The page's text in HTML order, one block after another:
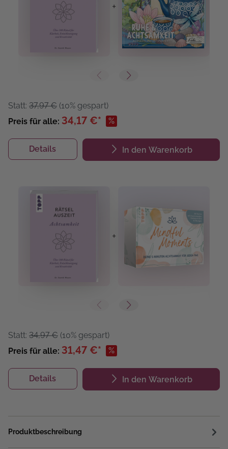
+
Statt: 37,97 € (10% gespart)
Preis für alle: 34,17 €* %
Details In den Warenkorb
+
Statt: 34,97 € (10% gespart)
Preis für alle: 31,47 €* %
Details In den Warenkorb
Produktbeschreibung